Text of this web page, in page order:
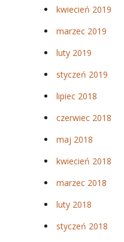
kwiecień 2019
marzec 2019
luty 2019
styczeń 2019
lipiec 2018
czerwiec 2018
maj 2018
kwiecień 2018
marzec 2018
luty 2018
styczeń 2018